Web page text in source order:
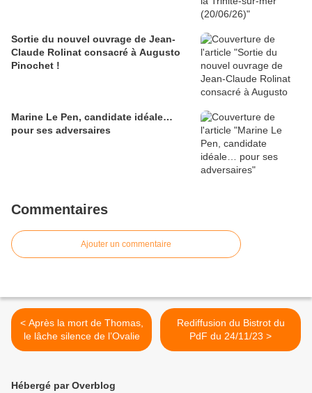
Sortie du nouvel ouvrage de Jean-
Claude Rolinat consacré à Augusto
Pinochet !
Marine Le Pen, candidate idéale…
pour ses adversaires
Commentaires
Ajouter un commentaire
< Après la mort de Thomas,
le lâche silence de l’Ovalie
Rediffusion du Bistrot du
PdF du 24/11/23 >
Hébergé par Overblog